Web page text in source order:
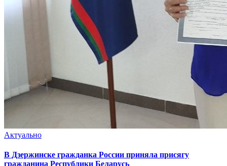
Актуально
В Дзержинске гражданка России приняла присягу
гражданина Республики Беларусь